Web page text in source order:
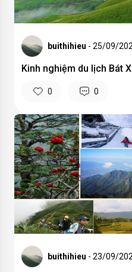
buithihieu - 25/09/
Kinh nghiệm du lịch Bát
0 0
buithihieu - 23/09/